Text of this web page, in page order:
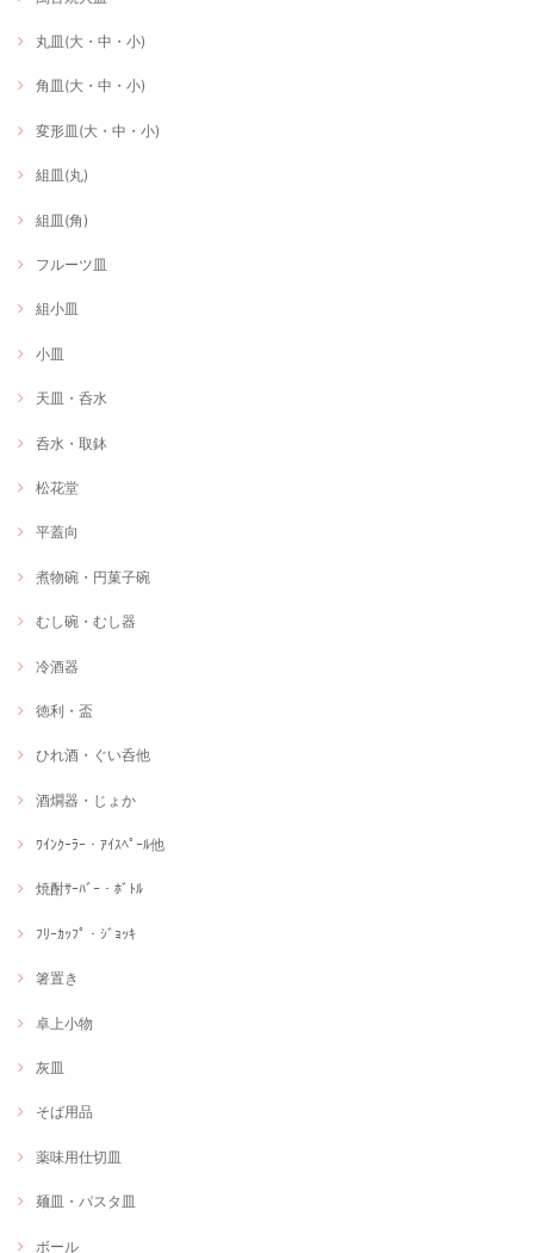
丸皿(大・中・小)
角皿(大・中・小)
変形皿(大・中・小)
組皿(丸)
組皿(角)
フルーツ皿
組小皿
小皿
天皿・呑水
呑水・取鉢
松花堂
平蓋向
煮物碗・円菓子碗
むし碗・むし器
冷酒器
徳利・盃
ひれ酒・ぐい呑他
酒燗器・じょか
ﾜｲﾝｸｰﾗｰ・ｱｲｽﾍﾟｰﾙ他
焼酎ｻｰﾊﾞｰ・ﾎﾞﾄﾙ
ﾌﾘｰｶｯﾌﾟ・ｼﾞｮｯｷ
箸置き
卓上小物
灰皿
そば用品
薬味用仕切皿
麺皿・パスタ皿
ボール